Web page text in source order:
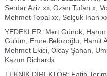
Serdar Aziz xx, Ozan Tufan x,
Mehmet Topal xx, Selçuk İnan
YEDEKLER: Mert Günok,
Gülüm, Emre Belözoğlu, Hamit
Mehmet Ekici, Olcay Şahan,
Kazım Richards
TEKNİK DİREKTÖR: Fatih Terim